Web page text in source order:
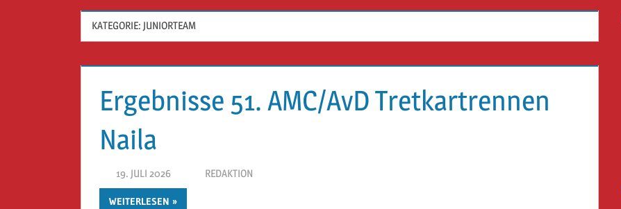
KATEGORIE: JUNIORTEAM
Ergebnisse 51. AMC/AvD Tretkartrennen
Naila
19. JULI 2026 REDAKTION
WEITERLESEN